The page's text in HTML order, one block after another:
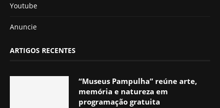
Youtube
Anuncie
ARTIGOS RECENTES
“Museus Pampulha” reúne arte,
memória e natureza em
programação gratuita